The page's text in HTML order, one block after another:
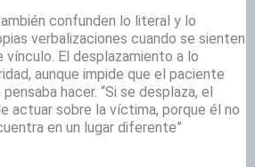
confunden lo literal y lo
verbalizaciones cuando se sienten
vínculo. El desplazamiento a lo
aunque impide que el paciente
hacer. “Si se desplaza, el
actuar sobre la víctima, porque él no
en un lugar diferente”